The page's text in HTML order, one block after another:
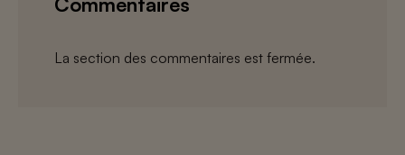
La section des commentaires est fermée.